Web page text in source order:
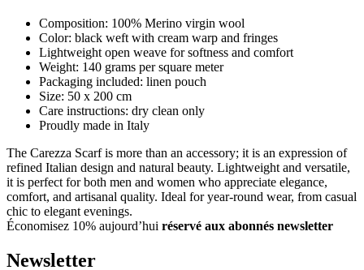
Composition: 100% Merino virgin wool
Color: black weft with cream warp and fringes
Lightweight open weave for softness and comfort
Weight: 140 grams per square meter
Packaging included: linen pouch
Size: 50 x 200 cm
Care instructions: dry clean only
Proudly made in Italy
The Carezza Scarf is more than an accessory; it is an expression of
refined Italian design and natural beauty. Lightweight and versatile,
it is perfect for both men and women who appreciate elegance,
comfort, and artisanal quality. Ideal for year-round wear, from casual
chic to elegant evenings.
Économisez 10% aujourd’hui réservé aux abonnés newsletter
Newsletter